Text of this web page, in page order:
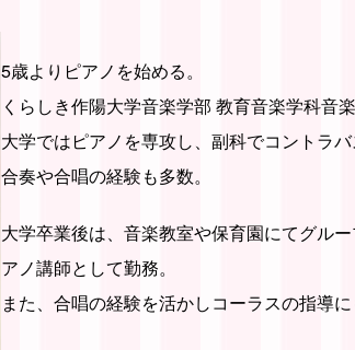
5歳よりピアノを始める。
くらしき作陽大学音楽学部 教育音楽学科音楽
大学ではピアノを専攻し、副科でコントラバ
合奏や合唱の経験も多数。
大学卒業後は、音楽教室や保育園にてグル
アノ講師として勤務。
また、合唱の経験を活かしコーラスの指導に